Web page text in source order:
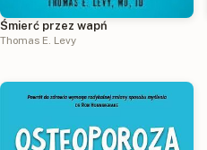
Śmierć przez wapń
Thomas E. Levy